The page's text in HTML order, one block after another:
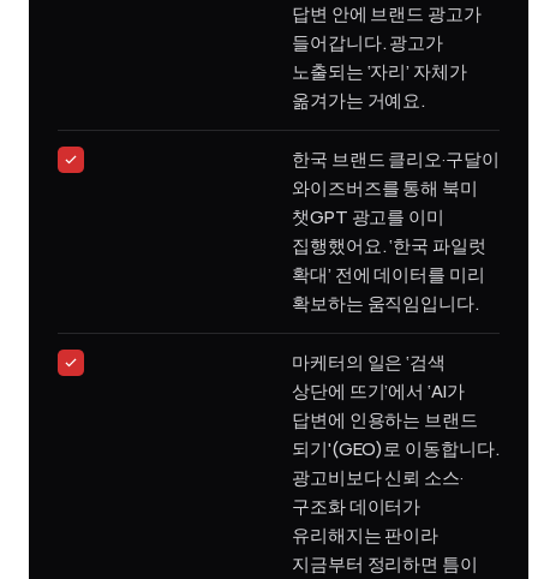
답변 안에 브랜드 광고가
들어갑니다. 광고가
노출되는 ‘자리’ 자체가
옮겨가는 거예요.
한국 브랜드 클리오·구달이
와이즈버즈를 통해 북미
챗GPT 광고를 이미
집행했어요. ‘한국 파일럿
확대’ 전에 데이터를 미리
확보하는 움직임입니다.
마케터의 일은 ‘검색
상단에 뜨기’에서 ‘AI가
답변에 인용하는 브랜드
되기'(GEO)로 이동합니다.
광고비보다 신뢰 소스·
구조화 데이터가
유리해지는 판이라
지금부터 정리하면 틈이